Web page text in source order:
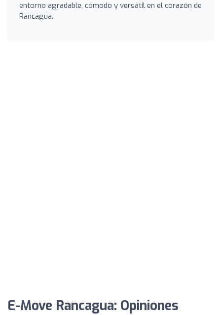
entorno agradable, cómodo y versátil en el corazón de
Rancagua.
E-Move Rancagua: Opiniones